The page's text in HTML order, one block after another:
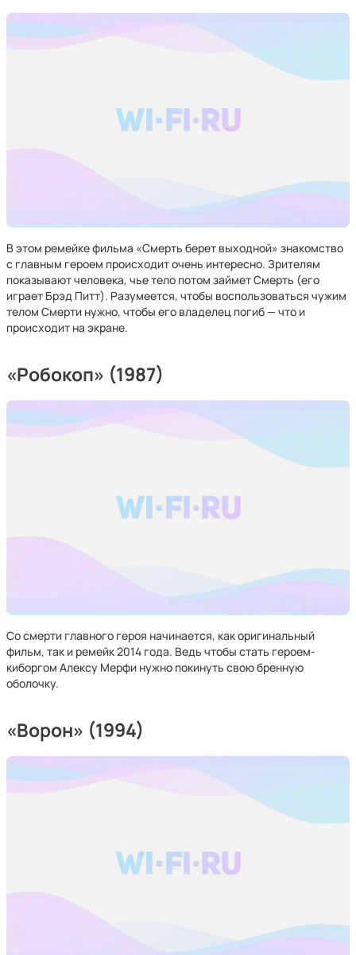
В этом ремейке фильма «Смерть берет выходной» знакомство
с главным героем происходит очень интересно. Зрителям
показывают человека, чье тело потом займет Смерть (его
играет Брэд Питт). Разумеется, чтобы воспользоваться чужим
телом Смерти нужно, чтобы его владелец погиб — что и
происходит на экране.
«Робокоп» (1987)
Со смерти главного героя начинается, как оригинальный
фильм, так и ремейк 2014 года. Ведь чтобы стать героем-
киборгом Алексу Мерфи нужно покинуть свою бренную
оболочку.
«Ворон» (1994)